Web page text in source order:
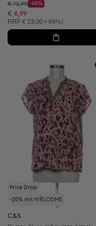
Startpreis:
€ 12,99
Discount Price:
-46%
Reduzierter Preis:
€ 6,99
Unverbindliche Preisempfehlung:
RRP € 23,00 (-69%)
Price Drop
-20% mit WELCOME
C&S